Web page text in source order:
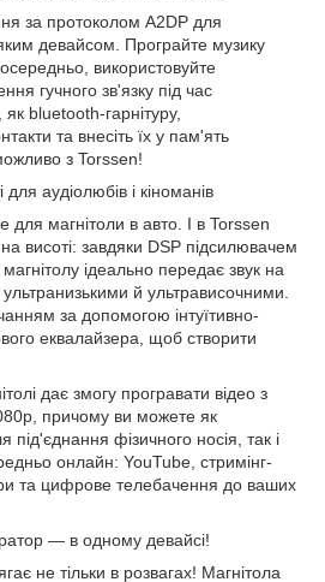
за протоколом A2DP для
яким девайсом. Програйте музику
використовуйте
гучного зв'язку під час
bluetooth-гарнітуру,
та внесіть їх у пам'ять
з Torssen!
аудіолюбів і кіноманів
для магнітоли в авто. І в Torssen
висоті: завдяки DSP підсилювачем
ідеально передає звук на
й ультрависочними.
за допомогою інтуїтивно-
еквалайзера, щоб створити
дає змогу програвати відео з
причому ви можете як
під'єднання фізичного носія, так і
онлайн: YouTube, стримінг-
та цифрове телебачення до ваших
— в одному девайсі!
не тільки в розвагах! Магнітола